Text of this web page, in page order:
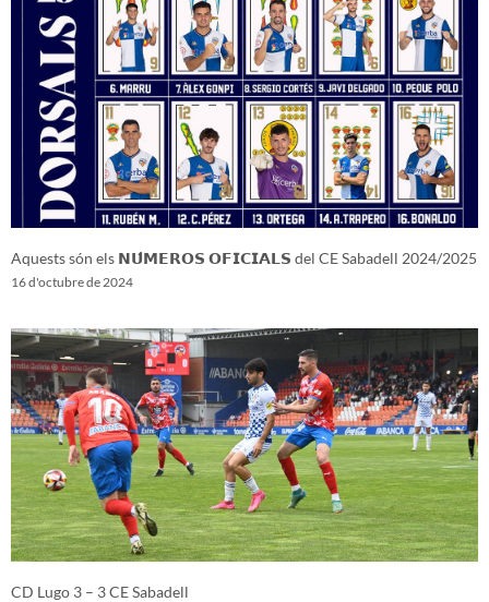
Aquests són els 𝗡𝗨́𝗠𝗘𝗥𝗢𝗦 𝗢𝗙𝗜𝗖𝗜𝗔𝗟𝗦 del CE Sabadell 2024/2025
16 d'octubre de 2024
CD Lugo 3 – 3 CE Sabadell